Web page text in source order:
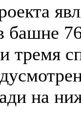
башне
тремя
на